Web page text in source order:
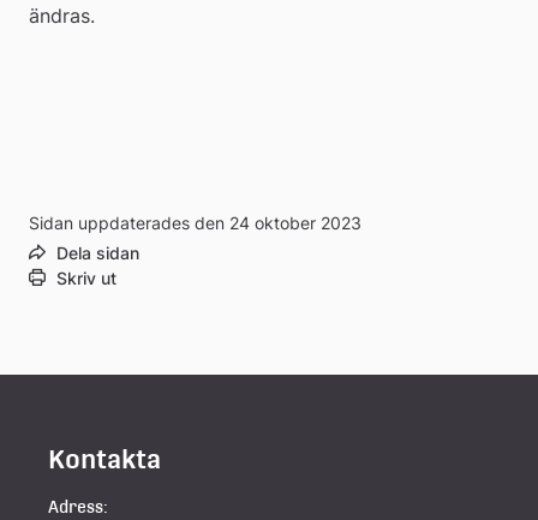
ändras.
Sidan uppdaterades den 24 oktober 2023
Dela sidan
Skriv ut
Kontakta
Adress: